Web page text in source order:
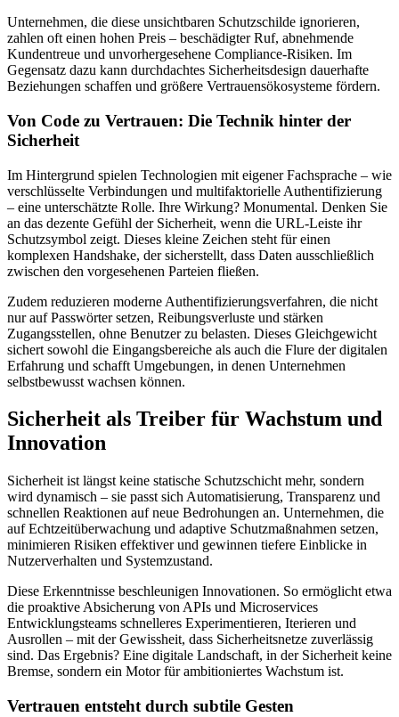
Unternehmen, die diese unsichtbaren Schutzschilde ignorieren,
zahlen oft einen hohen Preis – beschädigter Ruf, abnehmende
Kundentreue und unvorhergesehene Compliance-Risiken. Im
Gegensatz dazu kann durchdachtes Sicherheitsdesign dauerhafte
Beziehungen schaffen und größere Vertrauensökosysteme fördern.
Von Code zu Vertrauen: Die Technik hinter der
Sicherheit
Im Hintergrund spielen Technologien mit eigener Fachsprache – wie
verschlüsselte Verbindungen und multifaktorielle Authentifizierung
– eine unterschätzte Rolle. Ihre Wirkung? Monumental. Denken Sie
an das dezente Gefühl der Sicherheit, wenn die URL-Leiste ihr
Schutzsymbol zeigt. Dieses kleine Zeichen steht für einen
komplexen Handshake, der sicherstellt, dass Daten ausschließlich
zwischen den vorgesehenen Parteien fließen.
Zudem reduzieren moderne Authentifizierungsverfahren, die nicht
nur auf Passwörter setzen, Reibungsverluste und stärken
Zugangsstellen, ohne Benutzer zu belasten. Dieses Gleichgewicht
sichert sowohl die Eingangsbereiche als auch die Flure der digitalen
Erfahrung und schafft Umgebungen, in denen Unternehmen
selbstbewusst wachsen können.
Sicherheit als Treiber für Wachstum und
Innovation
Sicherheit ist längst keine statische Schutzschicht mehr, sondern
wird dynamisch – sie passt sich Automatisierung, Transparenz und
schnellen Reaktionen auf neue Bedrohungen an. Unternehmen, die
auf Echtzeitüberwachung und adaptive Schutzmaßnahmen setzen,
minimieren Risiken effektiver und gewinnen tiefere Einblicke in
Nutzerverhalten und Systemzustand.
Diese Erkenntnisse beschleunigen Innovationen. So ermöglicht etwa
die proaktive Absicherung von APIs und Microservices
Entwicklungsteams schnelleres Experimentieren, Iterieren und
Ausrollen – mit der Gewissheit, dass Sicherheitsnetze zuverlässig
sind. Das Ergebnis? Eine digitale Landschaft, in der Sicherheit keine
Bremse, sondern ein Motor für ambitioniertes Wachstum ist.
Vertrauen entsteht durch subtile Gesten